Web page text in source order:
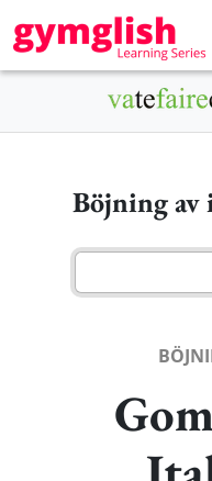
Böjning av